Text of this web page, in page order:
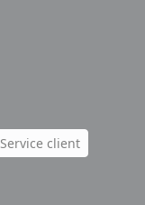
Service client